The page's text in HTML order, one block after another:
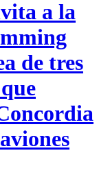
a la
de tres